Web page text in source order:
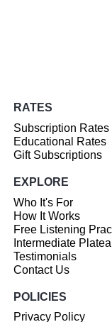
RATES
Subscription Rates
Educational Rates
Gift Subscriptions
EXPLORE
Who It's For
How It Works
Free Listening
Intermediate
Testimonials
Contact Us
POLICIES
Privacy Policy